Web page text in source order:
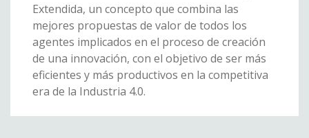
Extendida, un concepto que combina las
mejores propuestas de valor de todos los
agentes implicados en el proceso de creación
de una innovación, con el objetivo de ser más
eficientes y más productivos en la competitiva
era de la Industria 4.0.